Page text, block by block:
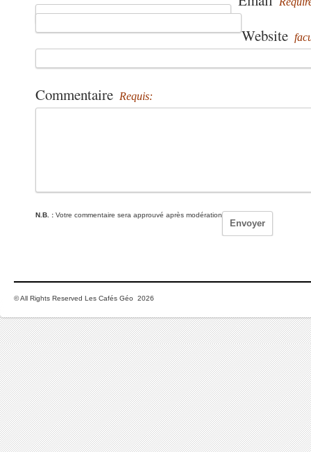
Website
Commentaire Requis:
N.B. : Votre commentaire sera approuvé après modération
© All Rights Reserved Les Cafés Géo 2026